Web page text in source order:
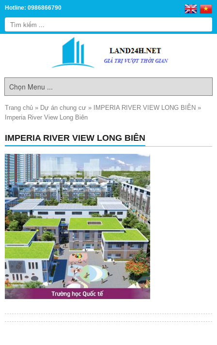
Hotline: 0986866790
Trang chủ » Dự án chung cư » IMPERIA RIVER VIEW LONG BIÊN »
Imperia River View Long Biên
IMPERIA RIVER VIEW LONG BIÊN